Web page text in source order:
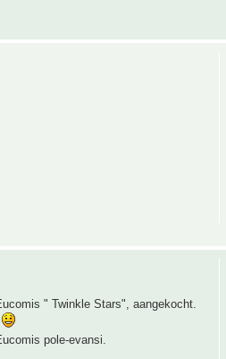
" Twinkle Stars", aangekocht.
pole-evansi.